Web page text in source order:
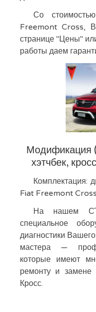
Со
Freemont Cross,
странице "Цены"
работы даем
Модификация
хэтчбек,
Комплектация:
Fiat Freemont
На нашем
специальное
диагностики
мастера —
которые имеют
ремонту и замене
Кросс.